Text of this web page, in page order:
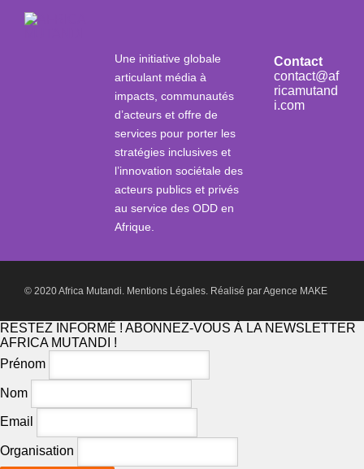
Une initiative globale
articulant média à
impacts, communautés
d’acteurs et offre de
services pour porter les
stratégies inclusives et
l’innovation sociétale des
acteurs publics et privés
au service des ODD en
Afrique.
Contact
contact@af
ricamutand
i.com
© 2020 Africa Mutandi. Mentions Légales. Réalisé parAgence MAKE
RESTEZ INFORMÉ ! ABONNEZ-VOUS À LA NEWSLETTER
AFRICA MUTANDI !
Prénom
Nom
Email
Organisation